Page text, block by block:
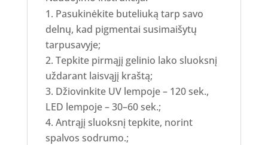
Pasukinėkite buteliuką tarp savo
delnų, kad pigmentai susimaišytų
tarpusavyje;
Tepkite pirmąjį gelinio lako sluoksnį
uždarant laisvąjį kraštą;
Džiovinkite UV lempoje – 120 sek.,
LED lempoje – 30–60 sek.;
Antrąjį sluoksnį tepkite, norint
spalvos sodrumo.;